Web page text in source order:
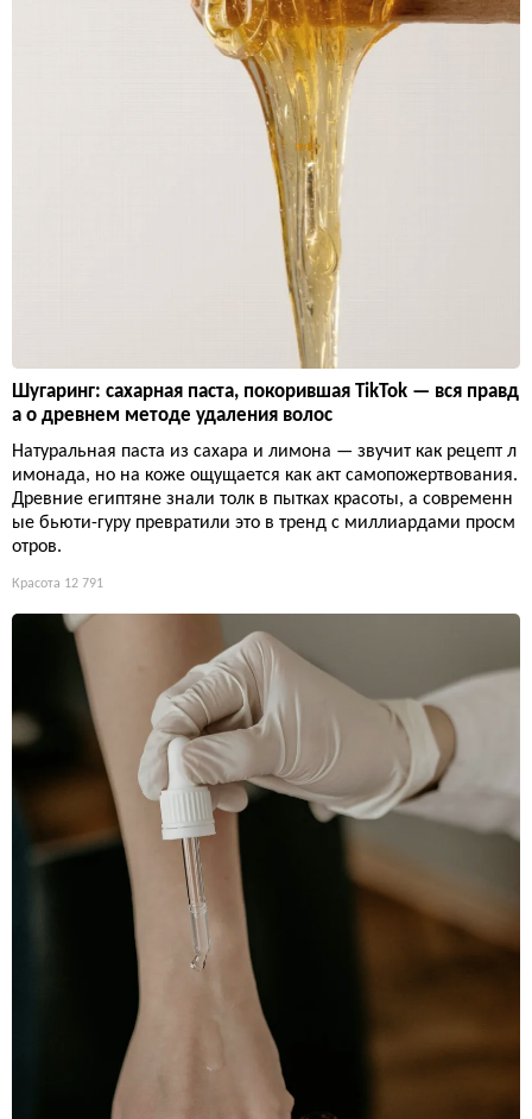
Шугаринг: сахарная паста, покорившая TikTok — вся правд
а о древнем методе удаления волос
Натуральная паста из сахара и лимона — звучит как рецепт л
имонада, но на коже ощущается как акт самопожертвования.
Древние египтяне знали толк в пытках красоты, а современн
ые бьюти-гуру превратили это в тренд с миллиардами просм
отров.
Красота 12 791